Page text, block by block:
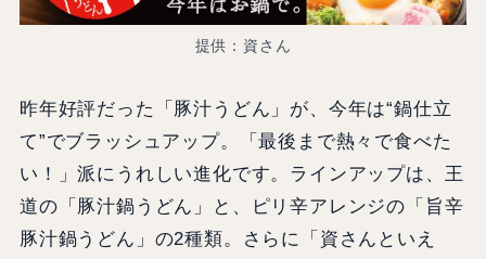
提供：資さん
昨年好評だった「豚汁うどん」が、今年は“鍋仕立
て”でブラッシュアップ。「最後まで熱々で食べた
い！」派にうれしい進化です。ラインアップは、王
道の「豚汁鍋うどん」と、ピリ辛アレンジの「旨辛
豚汁鍋うどん」の2種類。さらに「資さんといえ